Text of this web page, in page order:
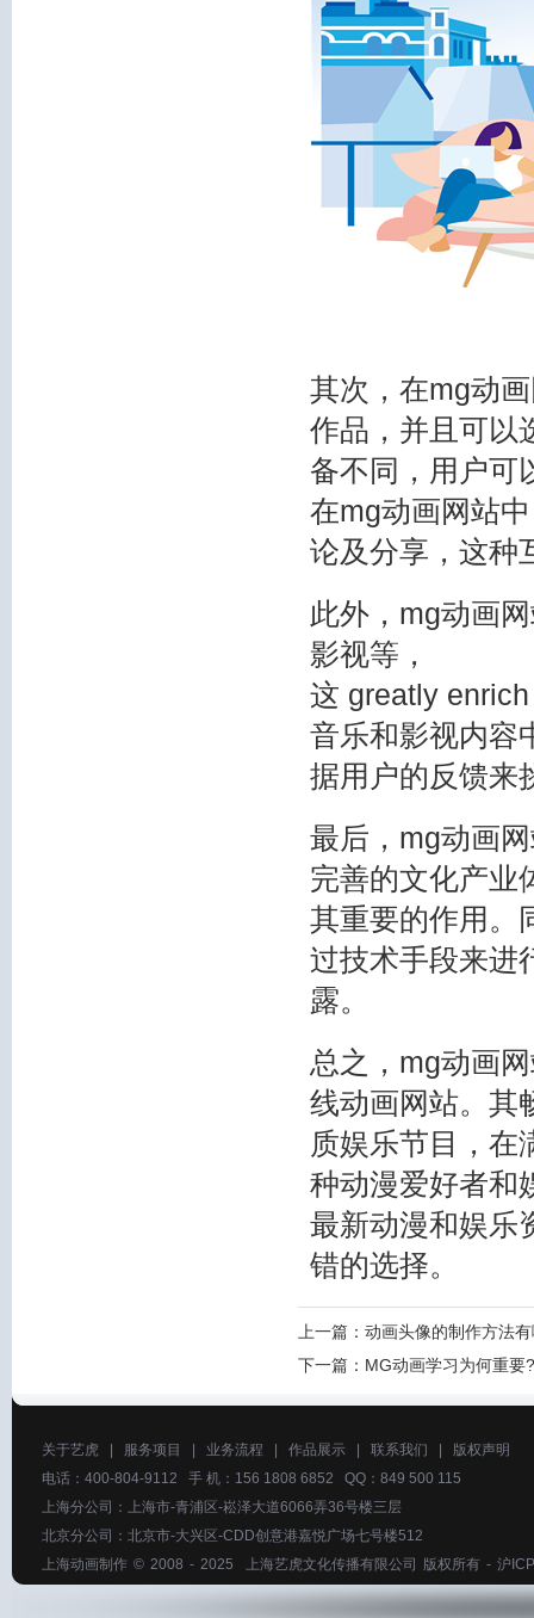
其次，在mg动
作品，并且可以
备不同，用户可
在mg动画网站
论及分享，这种
此外，mg动画
影视等，
这 greatly
音乐和影视内容
据用户的反馈来
最后，mg动画
完善的文化产业
其重要的作用。
过技术手段来进
露。
总之，mg动画
线动画网站。其
质娱乐节目，在
种动漫爱好者和
最新动漫和娱乐
错的选择。
上一篇： 动画头像的制作方法
下一篇： MG动画学习为何重要?
关于艺虎 服务项目 业务流程 作品展示 联系我们
版权声明
电话：400-804-9112 手 机：156 1808 6852 QQ：849 500 115
上海分公司：上海市-青浦区-崧泽大道6066弄36号楼三层
北京分公司：北京市-大兴区-CDD创意港嘉悦广场七号楼512
上海动画制作 © 2008 - 2025 上海艺虎文化传播有限公司 版权所有 - 沪